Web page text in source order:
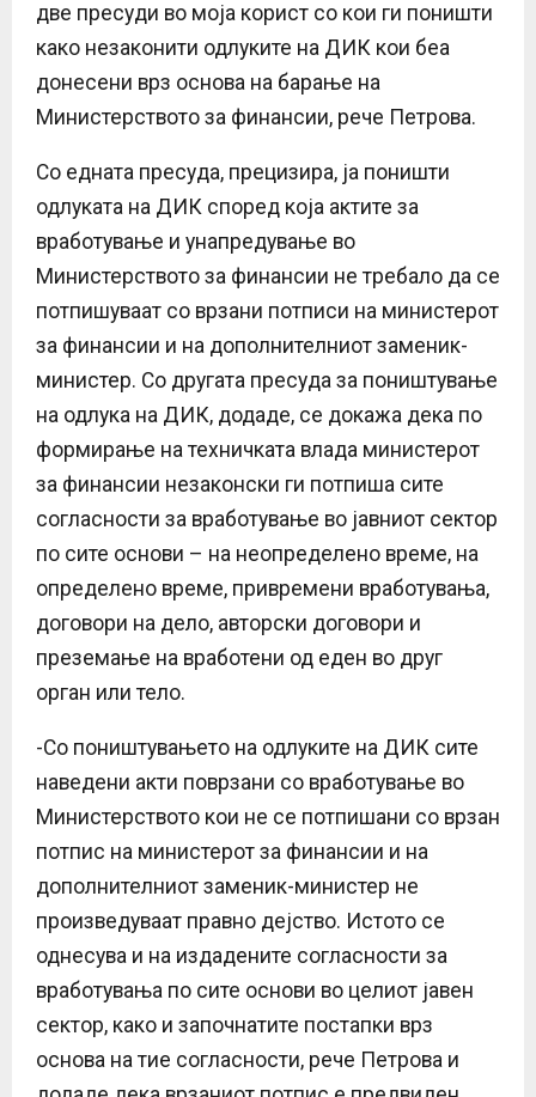
две пресуди во моја корист со кои ги поништи
како незаконити одлуките на ДИК кои беа
донесени врз основа на барање на
Министерството за финансии, рече Петрова.
Со едната пресуда, прецизира, ја поништи
одлуката на ДИК според која актите за
вработување и унапредување во
Министерството за финансии не требало да се
потпишуваат со врзани потписи на министерот
за финансии и на дополнителниот заменик-
министер. Со другата пресуда за поништување
на одлука на ДИК, додаде, се докажа дека по
формирање на техничката влада министерот
за финансии незаконски ги потпиша сите
согласности за вработување во јавниот сектор
по сите основи – на неопределено време, на
определено време, привремени вработувања,
договори на дело, авторски договори и
преземање на вработени од еден во друг
орган или тело.
-Со поништувањето на одлуките на ДИК сите
наведени акти поврзани со вработување во
Министерството кои не се потпишани со врзан
потпис на министерот за финансии и на
дополнителниот заменик-министер не
произведуваат правно дејство. Истото се
однесува и на издадените согласности за
вработувања по сите основи во целиот јавен
сектор, како и започнатите постапки врз
основа на тие согласности, рече Петрова и